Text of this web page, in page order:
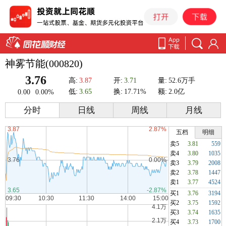
神雾节能(000820)
3.76
0.00 0.00%
高: 3.87 开: 3.71 量: 52.6万手
低: 3.65 换: 17.71% 额: 2.0亿
分时 日线 周线 月线
五档
明细
卖5
3.81
559
卖4
3.80
1035
卖3
3.79
2008
卖2
3.78
1447
卖1
3.77
4524
买1
3.76
3194
买2
3.75
1592
买3
3.74
1635
买4
3.73
1700